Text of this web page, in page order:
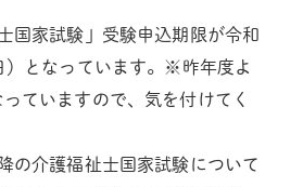
国家試験」受験申込期限が令和
）となっています。※昨年度よ
ていますので、気を付けてく
の介護福祉士国家試験について